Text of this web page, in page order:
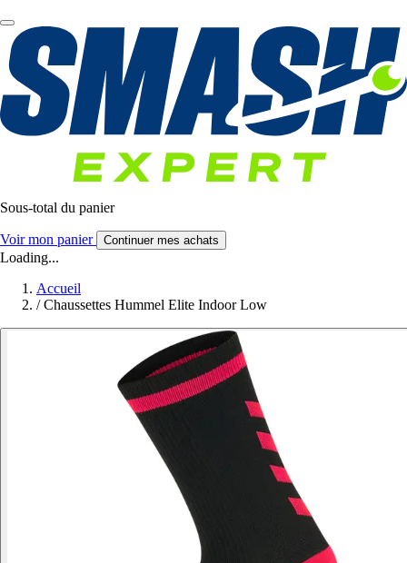
Sous-total du panier
Voir mon panier Continuer mes achats
Loading...
Accueil
/ Chaussettes Hummel Elite Indoor Low